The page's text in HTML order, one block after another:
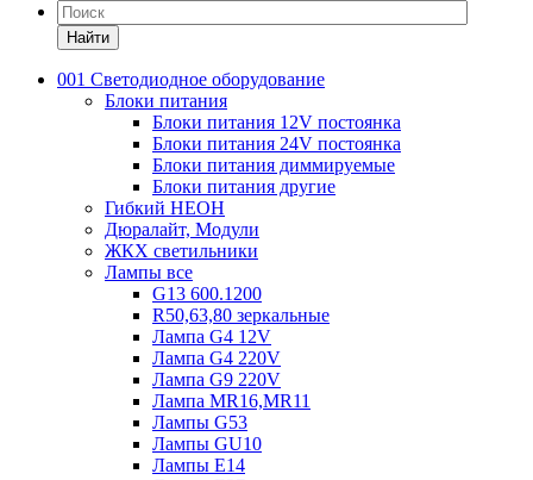
Найти
001 Светодиодное оборудование
Блоки питания
Блоки питания 12V постоянка
Блоки питания 24V постоянка
Блоки питания диммируемые
Блоки питания другие
Гибкий НЕОН
Дюралайт, Модули
ЖКХ светильники
Лампы все
G13 600.1200
R50,63,80 зеркальные
Лампа G4 12V
Лампа G4 220V
Лампа G9 220V
Лампа MR16,MR11
Лампы G53
Лампы GU10
Лампы Е14